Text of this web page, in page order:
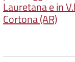
Lauretana e in
Cortona (AR)